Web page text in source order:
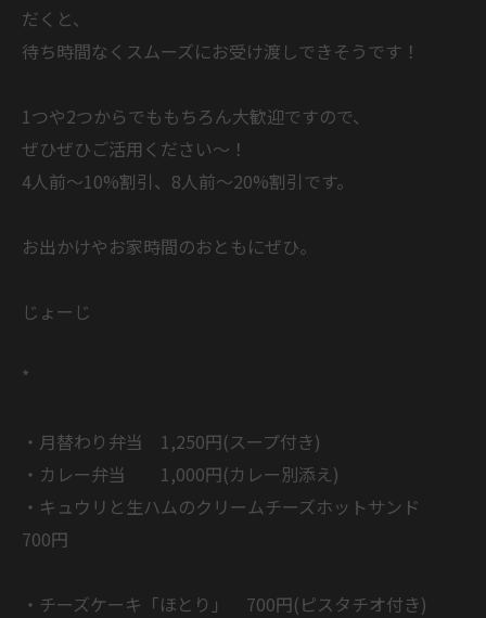
だくと、
待ち時間なくスムーズにお受け渡しできそうです！
1つや2つからでももちろん大歓迎ですので、
ぜひぜひご活用ください～！
4人前～10%割引、8人前～20%割引です。
お出かけやお家時間のおともにぜひ。
じょーじ
*
・月替わり弁当 1,250円(スープ付き)
・カレー弁当 1,000円(カレー別添え)
・キュウリと生ハムのクリームチーズホットサンド
700円
・チーズケーキ「ほとり」 700円(ピスタチオ付き)